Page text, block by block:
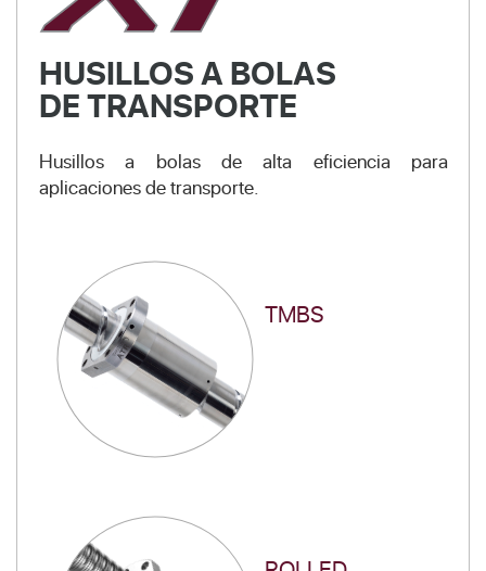
HUSILLOS A BOLAS
DE TRANSPORTE
Husillos a bolas de alta eficiencia para
aplicaciones de transporte.
TMBS